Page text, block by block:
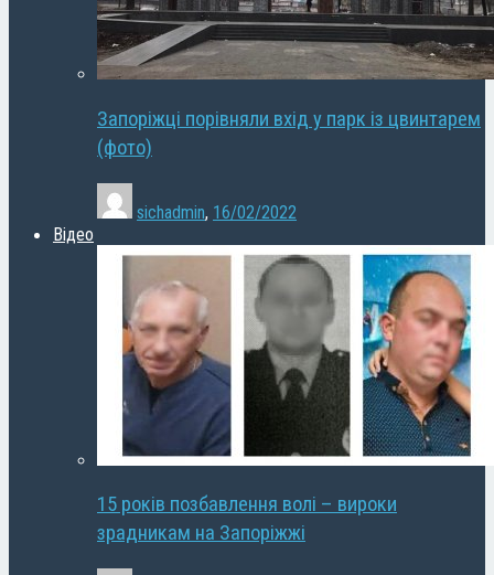
Запоріжці порівняли вхід у парк із цвинтарем
(фото)
sichadmin, 16/02/2022
Відео
15 років позбавлення волі – вироки
зрадникам на Запоріжжі